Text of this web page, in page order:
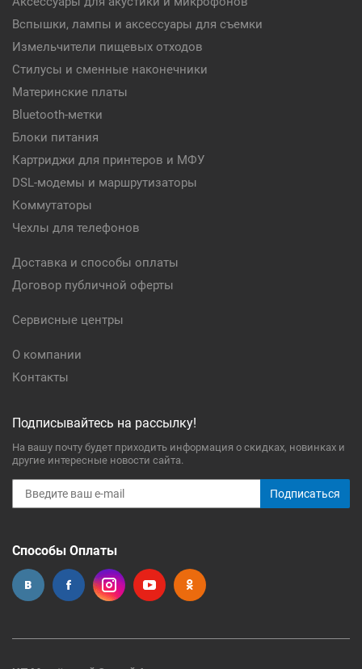
Вспышки, лампы и аксессуары для съемки
Измельчители пищевых отходов
Стилусы и сменные наконечники
Материнские платы
Bluetooth-метки
Блоки питания
Картриджи для принтеров и МФУ
DSL-модемы и маршрутизаторы
Коммутаторы
Чехлы для телефонов
Доставка и способы оплаты
Договор публичной оферты
Сервисные центры
О компании
Контакты
Подписывайтесь на рассылку!
На вашу почту будет приходить информация о скидках, новинках и
другие интересные новости сайта.
Подписаться
Способы Оплаты